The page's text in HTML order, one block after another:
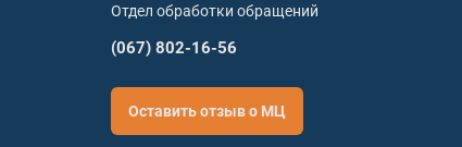
Отдел обработки обращений
(067) 802-16-56
Оставить отзыв о МЦ